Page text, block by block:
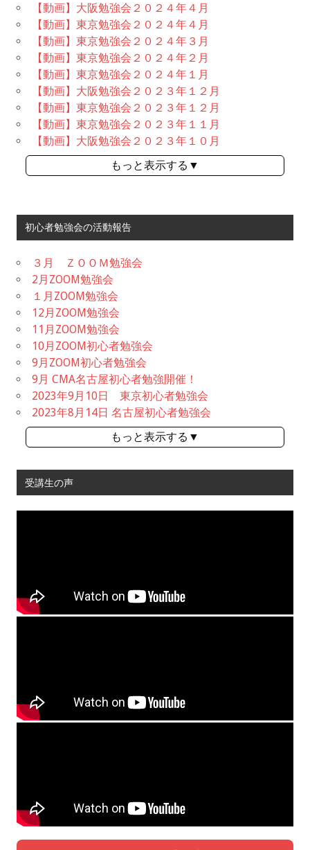
【動画】大阪勉強会２０２４年４月
【動画】東京勉強会２０２４年４月
【動画】東京勉強会２０２４年３月
【動画】東京勉強会２０２４年２月
【動画】東京勉強会２０２４年１月
【動画】大阪勉強会２０２３年１２月
【動画】東京勉強会２０２３年１２月
【動画】東京勉強会２０２３年１１月
【動画】大阪勉強会２０２３年１０月
もっと表示する▼
初心者勉強会の活動報告
３月 ＺＯＯＭ勉強会
2月ZOOM勉強会
１月ZOOM勉強会
12月ZOOM勉強会
11月ZOOM勉強会
10月ZOOM初心者勉強会
9月ZOOM初心者勉強会
9月 CMA名古屋初心者勉強開催！
2023年9月10日 東京初心者勉強会
2023年8月14日 名古屋初心者勉強会
もっと表示する▼
受講生の声